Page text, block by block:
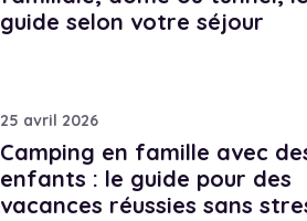
guide selon votre séjour
25 avril 2026
Camping en famille avec
enfants : le guide pour des
vacances réussies sans